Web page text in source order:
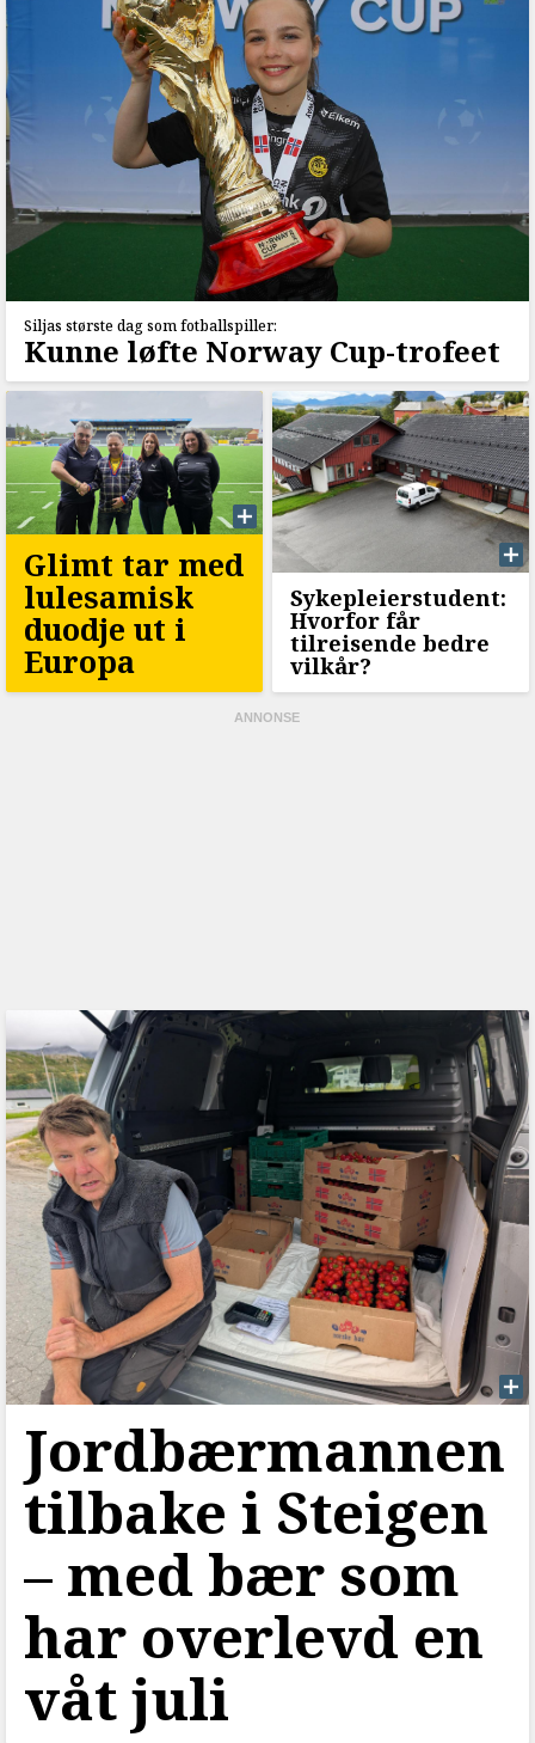
Siljas største dag som fotballspiller:
Kunne løfte Norway Cup-trofeet
Glimt tar med
lulesamisk
duodje ut i
Europa
Sykepleierstudent:
Hvorfor får
tilreisende bedre
vilkår?
Jordbærmannen
tilbake i Steigen
–⁠ med bær som
har overlevd en
våt juli